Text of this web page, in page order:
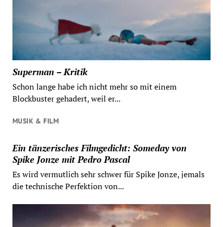
Superman – Kritik
Schon lange habe ich nicht mehr so mit einem
Blockbuster gehadert, weil er...
MUSIK & FILM
Ein tänzerisches Filmgedicht: Someday von
Spike Jonze mit Pedro Pascal
Es wird vermutlich sehr schwer für Spike Jonze, jemals
die technische Perfektion von...